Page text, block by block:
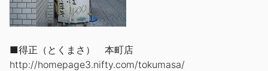
■得正（とくまさ） 本町店
http://homepage3.nifty.com/tokumasa/